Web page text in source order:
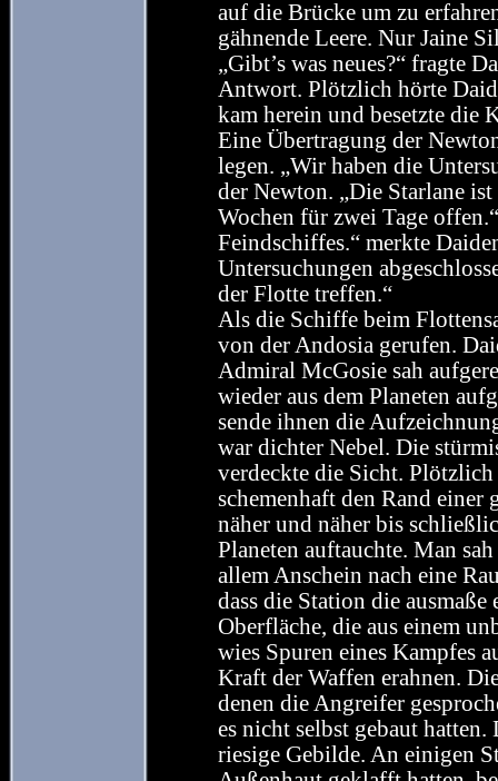
auf die Brücke um zu
gähnende Leere. Nur Jaine
„Gibt’s was neues?“ fragte
Antwort. Plötzlich hörte
kam herein und besetzte die
Eine Übertragung der
legen. „Wir haben die
der Newton. „Die Starlane
Wochen für zwei Tage
Feindschiffes.“ merkte
Untersuchungen
der Flotte treffen.“
Als die Schiffe beim
von der Andosia gerufen.
Admiral McGosie sah
wieder aus dem Planeten
sende ihnen die
war dichter Nebel. Die
verdeckte die Sicht. Plötzlich
schemenhaft den Rand
näher und näher bis
Planeten auftauchte. Man
allem Anschein nach eine
dass die Station die
Oberfläche, die aus einem
wies Spuren eines Kampfes
Kraft der Waffen erahnen.
denen die Angreifer
es nicht selbst gebaut
riesige Gebilde. An einigen